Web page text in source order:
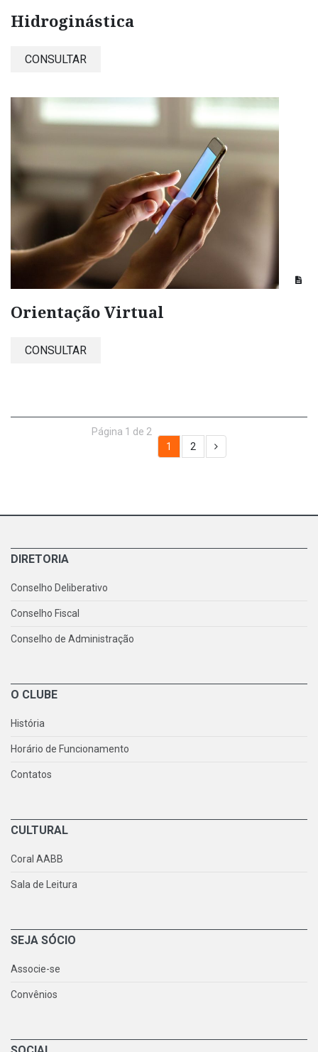
Hidroginástica
CONSULTAR
Orientação Virtual
CONSULTAR
Página 1 de 2
1
2
DIRETORIA
Conselho Deliberativo
Conselho Fiscal
Conselho de Administração
O CLUBE
História
Horário de Funcionamento
Contatos
CULTURAL
Coral AABB
Sala de Leitura
SEJA SÓCIO
Associe-se
Convênios